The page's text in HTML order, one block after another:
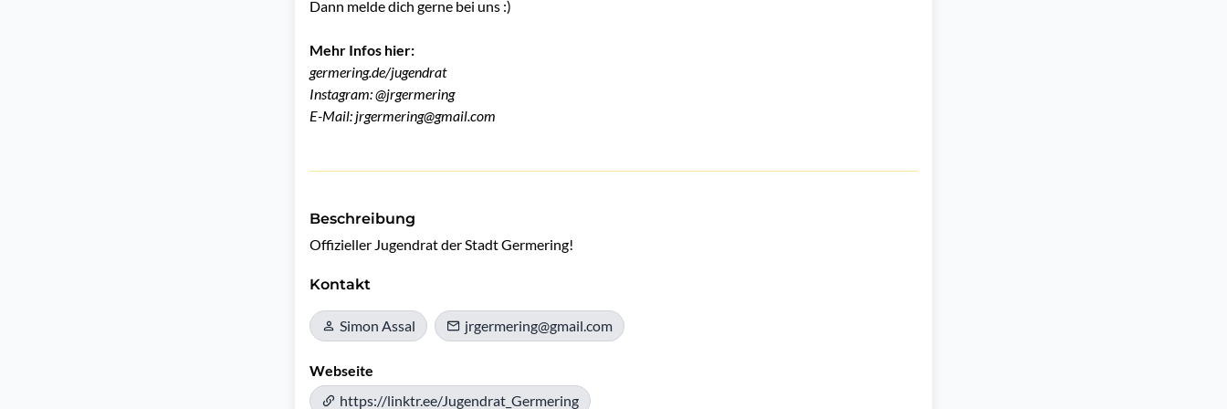
Dann melde dich gerne bei uns :)
Mehr Infos hier:
germering.de/jugendrat
Instagram: @jrgermering
E-Mail: jrgermering@gmail.com
Beschreibung
Offizieller Jugendrat der Stadt Germering!
Kontakt
Simon Assal jrgermering@gmail.com
Webseite
https://linktr.ee/Jugendrat_Germering